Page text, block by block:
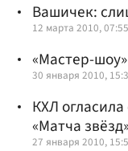
Вашичек:
12 марта 2010, 07:55
«Мастер-
30 января 2010,
КХЛ
«Матча
27 января 2010,